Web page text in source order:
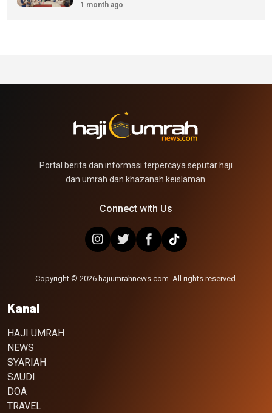
1 month ago
Portal berita dan informasi terpercaya seputar haji
dan umrah dan khazanah keislaman.
Connect with Us
Copyright © 2026 hajiumrahnews.com. All rights reserved.
Kanal
HAJI UMRAH
NEWS
SYARIAH
SAUDI
DOA
TRAVEL